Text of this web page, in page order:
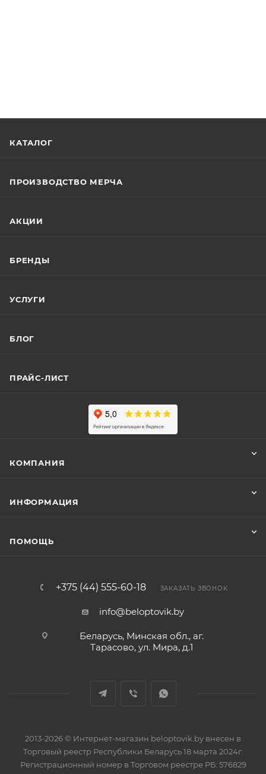
КАТАЛОГ
ПРОИЗВОДСТВО МЕРЧА
АКЦИИ
БРЕНДЫ
УСЛУГИ
БЛОГ
ПРАЙС-ЛИСТ
КОМПАНИЯ
ИНФОРМАЦИЯ
ПОМОЩЬ
+375 (44) 555-60-18 ЗАКАЗАТЬ ЗВОНОК
info@beloptovik.by
Беларусь, Минская обл., аг.
Тарасово, ул. Мира, д.1
2013-2026 © Интернет-магазин beloptovik.by внесен в
Торговый реестр Республики Беларусь 18 марта 2024г.
Регистрационный номер в Торговом реестре РБ: 576829